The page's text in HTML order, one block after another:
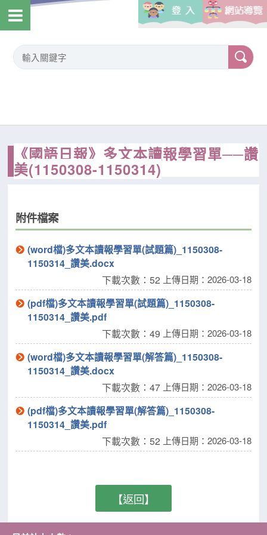
《國語日報》多文本讀報學習單──讚
美(1150308-1150314)
附件檔案
(word檔)多文本讀報學習單(試題篇)_1150308-
1150314_讚美.docx
上傳日期：2026-03-18
下載次數：52
(pdf檔)多文本讀報學習單(試題篇)_1150308-
1150314_讚美.pdf
上傳日期：2026-03-18
下載次數：49
(word檔)多文本讀報學習單(解答篇)_1150308-
1150314_讚美.docx
上傳日期：2026-03-18
下載次數：47
(pdf檔)多文本讀報學習單(解答篇)_1150308-
1150314_讚美.pdf
上傳日期：2026-03-18
下載次數：52
【返回】